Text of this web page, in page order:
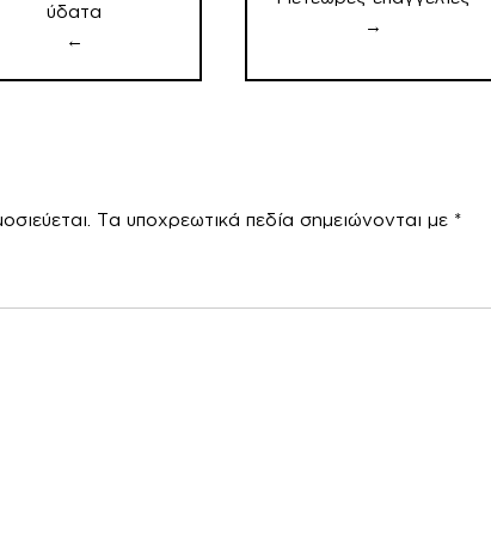
ύδατα
←
→
Τα υποχρεωτικά πεδία σημειώνονται με *